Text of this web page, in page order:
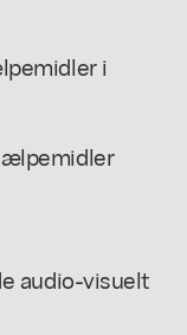
i
audio-visuelt